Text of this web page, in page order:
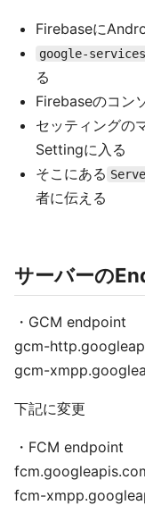
Firebaseに
google-
る
Firebaseのコン
セッティングの
Settingに入る
そこにある
者に伝える
サーバーの
・GCM endpoint
gcm-
gcm-
下記に変更
・FCM endpoint
fcm-